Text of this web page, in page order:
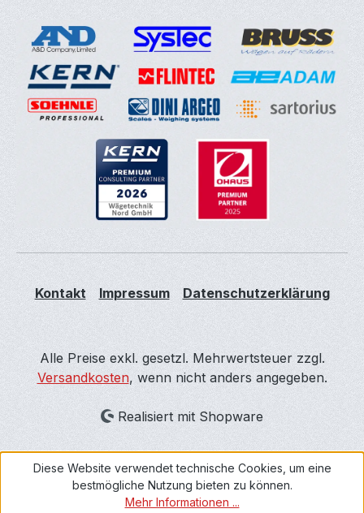
Kontakt Impressum Datenschutzerklärung
Alle Preise exkl. gesetzl. Mehrwertsteuer zzgl.
Versandkosten, wenn nicht anders angegeben.
Realisiert mit Shopware
Diese Website verwendet technische Cookies, um eine
bestmögliche Nutzung bieten zu können.
Mehr Informationen ...